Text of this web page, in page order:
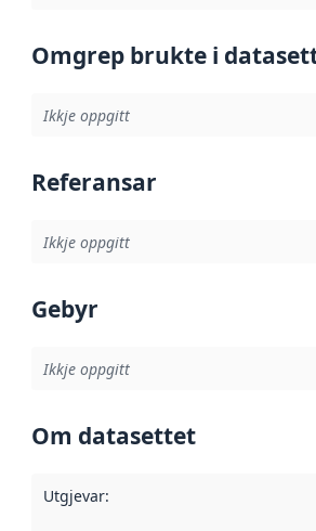
Omgrep brukte i
Ikkje oppgitt
Referansar
Ikkje oppgitt
Gebyr
Ikkje oppgitt
Om datasettet
Utgjevar: